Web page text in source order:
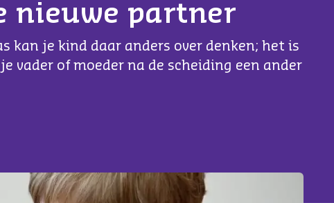
nieuwe partner
kan je kind daar anders over denken; het is
vader of moeder na de scheiding een ander